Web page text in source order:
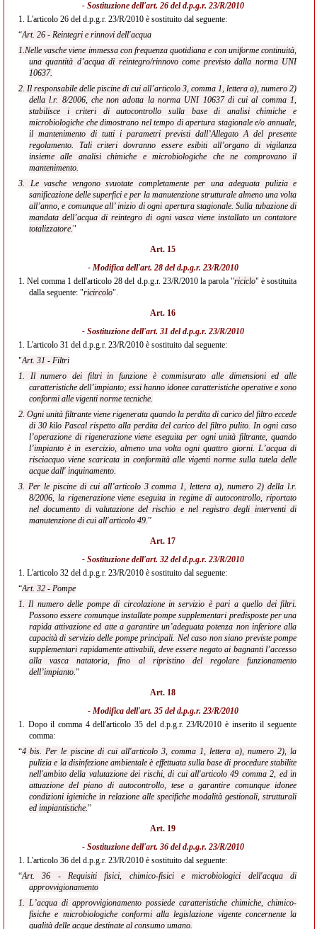
- Sostituzione dell'art. 26 del d.p.g.r. 23/R/2010
1. L'articolo 26 del d.p.g.r. 23/R/2010 è sostituito dal seguente:
“Art. 26 - Reintegri e rinnovi dell'acqua
1.Nelle vasche viene immessa con frequenza quotidiana e con uniforme continuità,
una quantità d’acqua di reintegro/rinnovo come previsto dalla norma UNI
10637.
2. Il responsabile delle piscine di cui all’articolo 3, comma 1, lettera a), numero 2)
della l.r. 8/2006, che non adotta la norma UNI 10637 di cui al comma 1,
stabilisce i criteri di autocontrollo sulla base di analisi chimiche e
microbiologiche che dimostrano nel tempo di apertura stagionale e/o annuale,
il mantenimento di tutti i parametri previsti dall’Allegato A del presente
regolamento. Tali criteri dovranno essere esibiti all’organo di vigilanza
insieme alle analisi chimiche e microbiologiche che ne comprovano il
mantenimento.
3. Le vasche vengono svuotate completamente per una adeguata pulizia e
sanificazione delle superfici e per la manutenzione strutturale almeno una volta
all’anno, e comunque all’ inizio di ogni apertura stagionale. Sulla tubazione di
mandata dell’acqua di reintegro di ogni vasca viene installato un contatore
totalizzatore."
Art. 15
- Modifica dell'art. 28 del d.p.g.r. 23/R/2010
1. Nel comma 1 dell'articolo 28 del d.p.g.r. 23/R/2010 la parola "riciclo" è sostituita
dalla seguente: "ricircolo".
Art. 16
- Sostituzione dell'art. 31 del d.p.g.r. 23/R/2010
1. L'articolo 31 del d.p.g.r. 23/R/2010 è sostituito dal seguente:
"Art. 31 - Filtri
1. Il numero dei filtri in funzione è commisurato alle dimensioni ed alle
caratteristiche dell’impianto; essi hanno idonee caratteristiche operative e sono
conformi alle vigenti norme tecniche.
2. Ogni unità filtrante viene rigenerata quando la perdita di carico del filtro eccede
di 30 kilo Pascal rispetto alla perdita del carico del filtro pulito. In ogni caso
l’operazione di rigenerazione viene eseguita per ogni unità filtrante, quando
l’impianto è in esercizio, almeno una volta ogni quattro giorni. L’acqua di
risciacquo viene scaricata in conformità alle vigenti norme sulla tutela delle
acque dall' inquinamento.
3. Per le piscine di cui all’articolo 3 comma 1, lettera a), numero 2) della l.r.
8/2006, la rigenerazione viene eseguita in regime di autocontrollo, riportato
nel documento di valutazione del rischio e nel registro degli interventi di
manutenzione di cui all'articolo 49.”
Art. 17
- Sostituzione dell'art. 32 del d.p.g.r. 23/R/2010
1. L'articolo 32 del d.p.g.r. 23/R/2010 è sostituito dal seguente:
“Art. 32 - Pompe
1. Il numero delle pompe di circolazione in servizio è pari a quello dei filtri.
Possono essere comunque installate pompe supplementari predisposte per una
rapida attivazione ed atte a garantire un’adeguata potenza non inferiore alla
capacità di servizio delle pompe principali. Nel caso non siano previste pompe
supplementari rapidamente attivabili, deve essere negato ai bagnanti l’accesso
alla vasca natatoria, fino al ripristino del regolare funzionamento
dell’impianto.”
Art. 18
- Modifica dell'art. 35 del d.p.g.r. 23/R/2010
1. Dopo il comma 4 dell'articolo 35 del d.p.g.r. 23/R/2010 è inserito il seguente
comma:
“4 bis. Per le piscine di cui all'articolo 3, comma 1, lettera a), numero 2), la
pulizia e la disinfezione ambientale è effettuata sulla base di procedure stabilite
nell'ambito della valutazione dei rischi, di cui all'articolo 49 comma 2, ed in
attuazione del piano di autocontrollo, tese a garantire comunque idonee
condizioni igieniche in relazione alle specifiche modalità gestionali, strutturali
ed impiantistiche.”
Art. 19
- Sostituzione dell'art. 36 del d.p.g.r. 23/R/2010
1. L'articolo 36 del d.p.g.r. 23/R/2010 è sostituito dal seguente:
“Art. 36 - Requisiti fisici, chimico-fisici e microbiologici dell'acqua di
approvvigionamento
1. L’acqua di approvvigionamento possiede caratteristiche chimiche, chimico-
fisiche e microbiologiche conformi alla legislazione vigente concernente la
qualità delle acque destinate al consumo umano.